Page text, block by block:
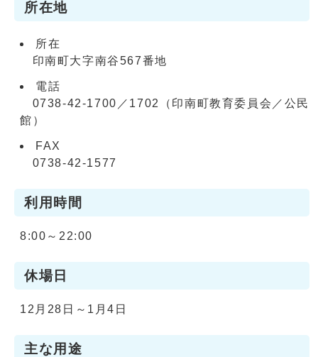
所在地
所在
印南町大字南谷567番地
電話
0738-42-1700／1702（印南町教育委員会／公民
館）
FAX
0738-42-1577
利用時間
8:00～22:00
休場日
12月28日～1月4日
主な用途